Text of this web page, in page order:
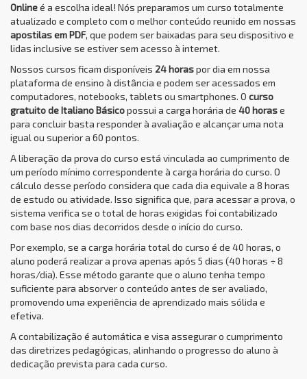
Onlineé a escolha ideal! Nós preparamos um curso totalmente
atualizado e completo com o melhor conteúdo reunido em nossas
apostilas em PDF, que podem ser baixadas para seu dispositivo e
lidas inclusive se estiver sem acesso à internet.
Nossos cursos ficam disponíveis 24 horaspor dia em nossa
plataforma de ensino à distância e podem ser acessados em
computadores, notebooks, tablets ou smartphones. O curso
gratuito de Italiano Básicopossui a carga horária de 40 horase
para concluir basta responder à avaliação e alcançar uma nota
igual ou superior a 60 pontos.
A liberação da prova do curso está vinculada ao cumprimento de
um período mínimo correspondente à carga horária do curso. O
cálculo desse período considera que cada dia equivale a 8 horas
de estudo ou atividade. Isso significa que, para acessar a prova, o
sistema verifica se o total de horas exigidas foi contabilizado
com base nos dias decorridos desde o início do curso.
Por exemplo, se a carga horária total do curso é de 40 horas, o
aluno poderá realizar a prova apenas após 5 dias (40 horas ÷ 8
horas/dia). Esse método garante que o aluno tenha tempo
suficiente para absorver o conteúdo antes de ser avaliado,
promovendo uma experiência de aprendizado mais sólida e
efetiva.
A contabilização é automática e visa assegurar o cumprimento
das diretrizes pedagógicas, alinhando o progresso do aluno à
dedicação prevista para cada curso.